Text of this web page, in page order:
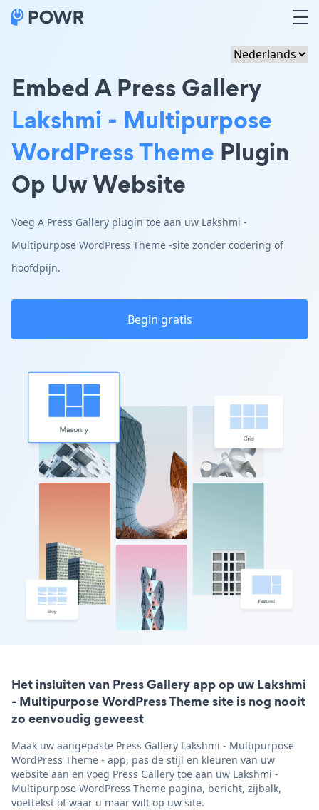
Embed A Press Gallery
Lakshmi - Multipurpose
WordPress Theme Plugin
Op Uw Website
Voeg A Press Gallery plugin toe aan uw Lakshmi -
Multipurpose WordPress Theme -site zonder codering of
hoofdpijn.
Begin gratis
Het insluiten van Press Gallery app op uw Lakshmi
- Multipurpose WordPress Theme site is nog nooit
zo eenvoudig geweest
Maak uw aangepaste Press Gallery Lakshmi - Multipurpose
WordPress Theme - app, pas de stijl en kleuren van uw
website aan en voeg Press Gallery toe aan uw Lakshmi -
Multipurpose WordPress Theme pagina, bericht, zijbalk,
voettekst of waar u maar wilt op uw site.